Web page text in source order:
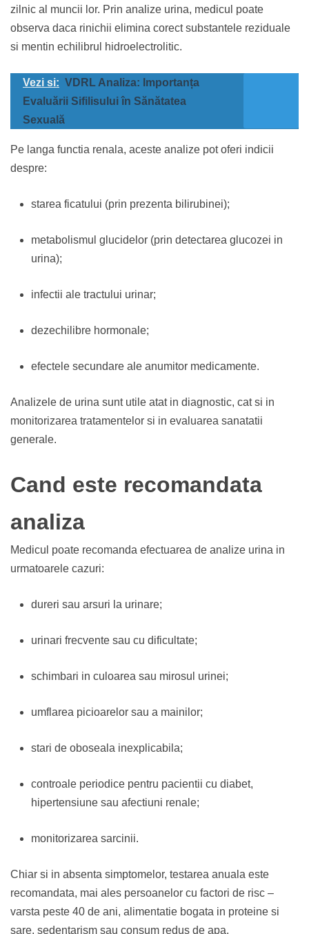
zilnic al muncii lor. Prin analize urina, medicul poate
observa daca rinichii elimina corect substantele reziduale
si mentin echilibrul hidroelectrolitic.
Vezi si: VDRL Analiza: Importanța
Evaluării Sifilisului în Sănătatea
Sexuală
Pe langa functia renala, aceste analize pot oferi indicii
despre:
starea ficatului (prin prezenta bilirubinei);
metabolismul glucidelor (prin detectarea glucozei in
urina);
infectii ale tractului urinar;
dezechilibre hormonale;
efectele secundare ale anumitor medicamente.
Analizele de urina sunt utile atat in diagnostic, cat si in
monitorizarea tratamentelor si in evaluarea sanatatii
generale.
Cand este recomandata
analiza
Medicul poate recomanda efectuarea de analize urina in
urmatoarele cazuri:
dureri sau arsuri la urinare;
urinari frecvente sau cu dificultate;
schimbari in culoarea sau mirosul urinei;
umflarea picioarelor sau a mainilor;
stari de oboseala inexplicabila;
controale periodice pentru pacientii cu diabet,
hipertensiune sau afectiuni renale;
monitorizarea sarcinii.
Chiar si in absenta simptomelor, testarea anuala este
recomandata, mai ales persoanelor cu factori de risc –
varsta peste 40 de ani, alimentatie bogata in proteine si
sare, sedentarism sau consum redus de apa.